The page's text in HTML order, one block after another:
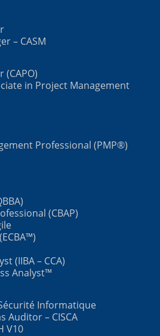
– CASM
(CAPO)
in Project Management
Professional (PMP®)
(CBAP)
(IIBA – CCA)
Analyst™
Informatique
Auditor – CISCA
V10